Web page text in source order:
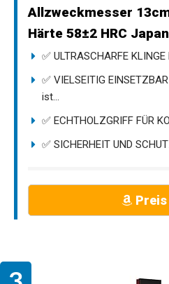
Allzweckmesser
Härte 58±2 HRC
✅ ULTRASCHARFE
✅ VIELSEITIG
ist...
✅ ECHTHOLZGRIFF FÜR
✅ SICHERHEIT UND